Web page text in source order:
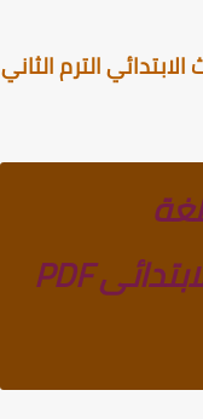
الترم الثاني
الانجليزية للصف الثالث الابتدائى PDF